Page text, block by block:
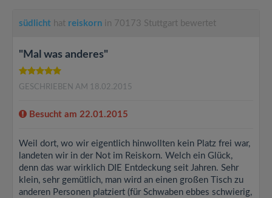
südlicht hat reiskorn in 70173 Stuttgart bewertet
"Mal was anderes"
GESCHRIEBEN AM 18.02.2015
Besucht am 22.01.2015
Weil dort, wo wir eigentlich hinwollten kein Platz frei war,
landeten wir in der Not im Reiskorn. Welch ein Glück,
denn das war wirklich DIE Entdeckung seit Jahren. Sehr
klein, sehr gemütlich, man wird an einen großen Tisch zu
anderen Personen platziert (für Schwaben ebbes schwierig,